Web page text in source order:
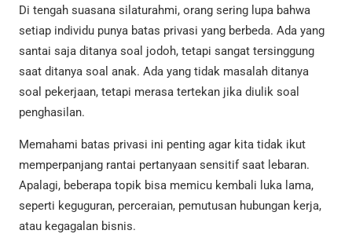
Di tengah suasana silaturahmi, orang sering lupa bahwa
setiap individu punya batas privasi yang berbeda. Ada yang
santai saja ditanya soal jodoh, tetapi sangat tersinggung
saat ditanya soal anak. Ada yang tidak masalah ditanya
soal pekerjaan, tetapi merasa tertekan jika diulik soal
penghasilan.
Memahami batas privasi ini penting agar kita tidak ikut
memperpanjang rantai pertanyaan sensitif saat lebaran.
Apalagi, beberapa topik bisa memicu kembali luka lama,
seperti keguguran, perceraian, pemutusan hubungan kerja,
atau kegagalan bisnis.